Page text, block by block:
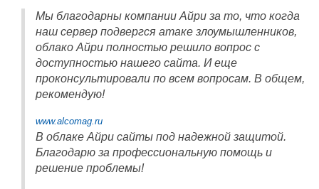
Мы благодарны компании Айри за то, что когда
наш сервер подвергся атаке злоумышленников,
облако Айри полностью решило вопрос с
доступностью нашего сайта. И еще
проконсультировали по всем вопросам. В общем,
рекомендую!
www.alcomag.ru
В облаке Айри сайты под надежной защитой.
Благодарю за профессиональную помощь и
решение проблемы!